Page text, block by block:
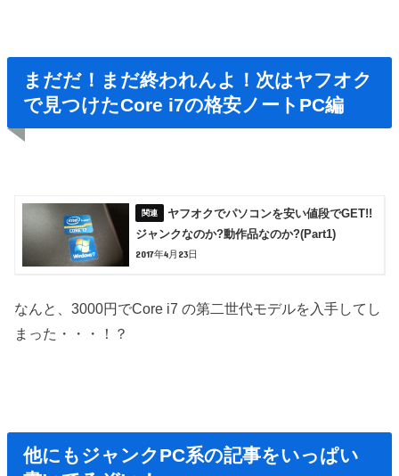
まだだ！まだ終われんよ！次はヤフオク
で見つけたCore i7の格安ノートPC編
ヤフオクでパソコンを安い値段でGET!!
ジャンクなのか?動作品なのか?(Part1)
2017年4月23日
なんと、3000円でCore i7 の第二世代モデルを入手してし
まった・・・！？
他にもジャンクPC系の記事をいっぱい